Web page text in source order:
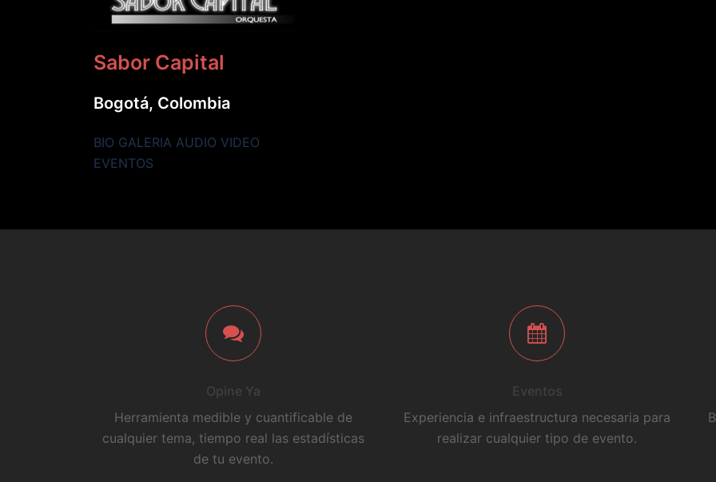
Sabor Capital
Bogotá, Colombia
BIO GALERIA AUDIO VIDEO
EVENTOS
Opine Ya
Herramienta medible y cuantificable de
cualquier tema, tiempo real las estadísticas
de tu evento.
Eventos
Experiencia e infraestructura necesaria para
realizar cualquier tipo de evento.